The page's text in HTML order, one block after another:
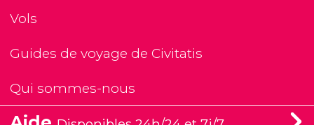
Vols
Guides de voyage de Civitatis
Qui sommes-nous